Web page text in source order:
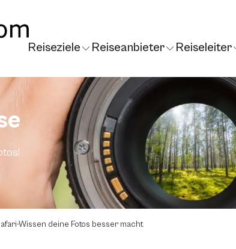
Reiseziele Reiseanbieter Reiseleiter
Wissen deine Fotos besser macht